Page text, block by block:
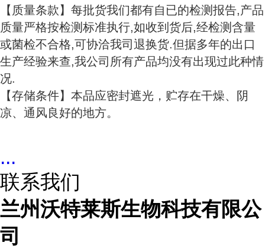
【质量条款】每批货我们都有自已的检测报告,产品
质量严格按检测标准执行,如收到货后,经检测含量
或菌检不合格,可协洽我司退换货.但据多年的出口
生产经验来查,我公司所有产品均没有出现过此种情
况.
【存储条件】本品应密封遮光，贮存在干燥、阴
凉、通风良好的地方。
...
联系我们
兰州沃特莱斯生物科技有限公
司